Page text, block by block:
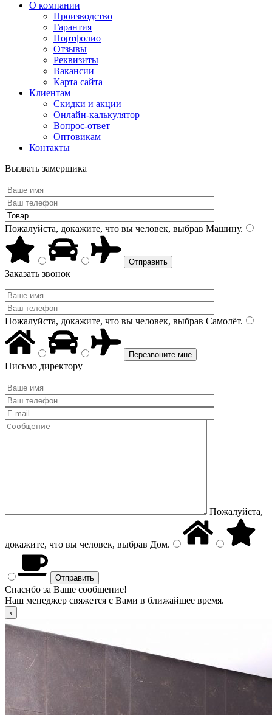
О компании
Производство
Гарантия
Портфолио
Отзывы
Реквизиты
Вакансии
Карта сайта
Клиентам
Скидки и акции
Онлайн-калькулятор
Вопрос-ответ
Оптовикам
Контакты
Вызвать замерщика
Пожалуйста, докажите, что вы человек, выбрав Машину.
Заказать звонок
Пожалуйста, докажите, что вы человек, выбрав Самолёт.
Письмо директору
Пожалуйста,
докажите, что вы человек, выбрав Дом.
Спасибо за Ваше сообщение!
Наш менеджер свяжется с Вами в ближайшее время.